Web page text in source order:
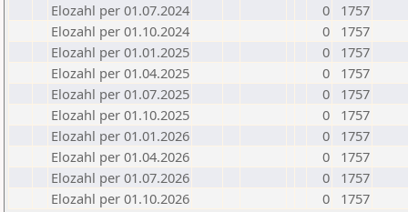
Elozahl per 01.07.2024
0
1757
Elozahl per 01.10.2024
0
1757
Elozahl per 01.01.2025
0
1757
Elozahl per 01.04.2025
0
1757
Elozahl per 01.07.2025
0
1757
Elozahl per 01.10.2025
0
1757
Elozahl per 01.01.2026
0
1757
Elozahl per 01.04.2026
0
1757
Elozahl per 01.07.2026
0
1757
Elozahl per 01.10.2026
0 1757